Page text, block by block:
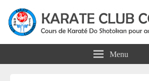
Karate Club Colombes
Menu